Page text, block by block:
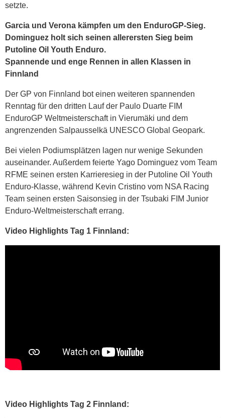
setzte.
Garcia und Verona kämpfen um den EnduroGP-Sieg.
Dominguez holt sich seinen allerersten Sieg beim
Putoline Oil Youth Enduro.
Spannende und enge Rennen in allen Klassen in
Finnland
Der GP von Finnland bot einen weiteren spannenden
Renntag für den dritten Lauf der Paulo Duarte FIM
EnduroGP Weltmeisterschaft in Vierumäki und dem
angrenzenden Salpausselkä UNESCO Global Geopark.
Bei vielen Podiumsplätzen lagen nur wenige Sekunden
auseinander. Außerdem feierte Yago Dominguez vom Team
RFME seinen ersten Karrieresieg in der Putoline Oil Youth
Enduro-Klasse, während Kevin Cristino vom NSA Racing
Team seinen ersten Saisonsieg in der Tsubaki FIM Junior
Enduro-Weltmeisterschaft errang.
Video Highlights Tag 1 Finnland:
Video Highlights Tag 2 Finnland: